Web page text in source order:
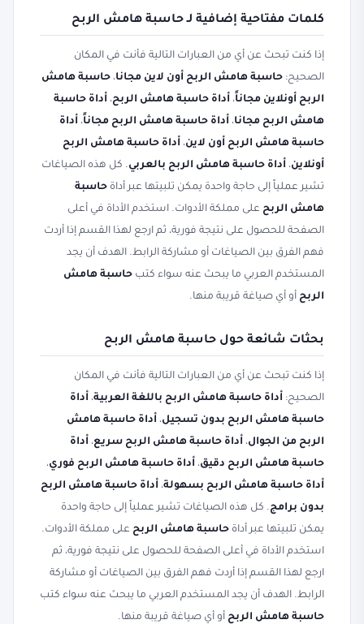
كلمات مفتاحية إضافية لـ حاسبة هامش الربح
إذا كنت تبحث عن أي من العبارات التالية فأنت في المكان
الصحيح: حاسبة هامش الربح أون لاين مجانا، حاسبة هامش
الربح أونلاين مجاناً، أداة حاسبة هامش الربح، أداة حاسبة
هامش الربح مجانا، أداة حاسبة هامش الربح مجاناً، أداة
حاسبة هامش الربح أون لاين، أداة حاسبة هامش الربح
أونلاين، أداة حاسبة هامش الربح بالعربي. كل هذه الصياغات
تشير عملياً إلى حاجة واحدة يمكن تلبيتها عبر أداة حاسبة
هامش الربح على مملكة الأدوات. استخدم الأداة في أعلى
الصفحة للحصول على نتيجة فورية، ثم ارجع لهذا القسم إذا أردت
فهم الفرق بين الصياغات أو مشاركة الرابط. الهدف أن يجد
المستخدم العربي ما يبحث عنه سواء كتب حاسبة هامش
الربح أو أي صياغة قريبة منها.
بحثات شائعة حول حاسبة هامش الربح
إذا كنت تبحث عن أي من العبارات التالية فأنت في المكان
الصحيح: أداة حاسبة هامش الربح باللغة العربية، أداة
حاسبة هامش الربح بدون تسجيل، أداة حاسبة هامش
الربح من الجوال، أداة حاسبة هامش الربح سريع، أداة
حاسبة هامش الربح دقيق، أداة حاسبة هامش الربح فوري،
أداة حاسبة هامش الربح بسهولة، أداة حاسبة هامش الربح
بدون برامج. كل هذه الصياغات تشير عملياً إلى حاجة واحدة
يمكن تلبيتها عبر أداة حاسبة هامش الربح على مملكة الأدوات.
استخدم الأداة في أعلى الصفحة للحصول على نتيجة فورية، ثم
ارجع لهذا القسم إذا أردت فهم الفرق بين الصياغات أو مشاركة
الرابط. الهدف أن يجد المستخدم العربي ما يبحث عنه سواء كتب
حاسبة هامش الربح أو أي صياغة قريبة منها.